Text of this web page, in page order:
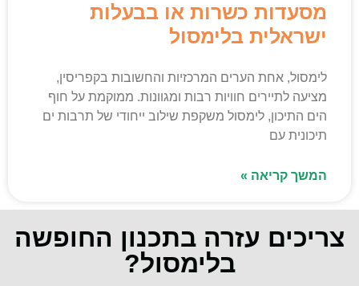
מסעדות כשרות או בבעלות
ישראלית בלימסול
לימסול, אחת הערים המרכזיות והחשובות בקפריסין,
מציעה לתיירים חוויות רבות ומגוונות. ממוקמת על חוף
הים התיכון, לימסול משקפת שילוב ייחודי של תרבות ים
תיכונית עם
המשך קריאה »
צריכים עזרה בתכנון החופשה
בלימסול?